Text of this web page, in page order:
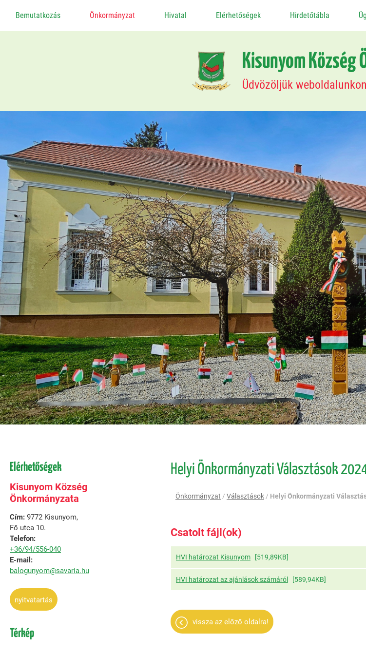
Bemutatkozás Önkormányzat
Ügyrendi Bizottság
Önkormányzati Szerződések
Helyi Adó
Gazdaság
Közérdekű Adatok
Választások
Hivatal Elérhetőségek Hirdetőtábla
Kisunyom Község
Üdvözöljük
Elérhetőségek
Kisunyom Község
Önkormányzata
Cím: 9772 Kisunyom,
Fő utca 10.
Telefon:
+36/94/556-040
E-mail:
balogunyom@savaria.hu
nyitvatartás
Térkép
Helyi Önkormányzati Választások
Önkormányzat / Választások / Helyi Önkormányzati
Csatolt fájl(ok)
HVI határozat Kisunyom [519,89KB]
HVI határozat az ajánlások számáról [589,94KB]
vissza az előző oldalra!